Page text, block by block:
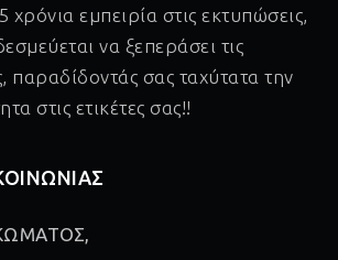
εμπειρία στις εκτυπώσεις,
να ξεπεράσει τις
παραδίδοντάς σας ταχύτατα την
στις ετικέτες σας!!